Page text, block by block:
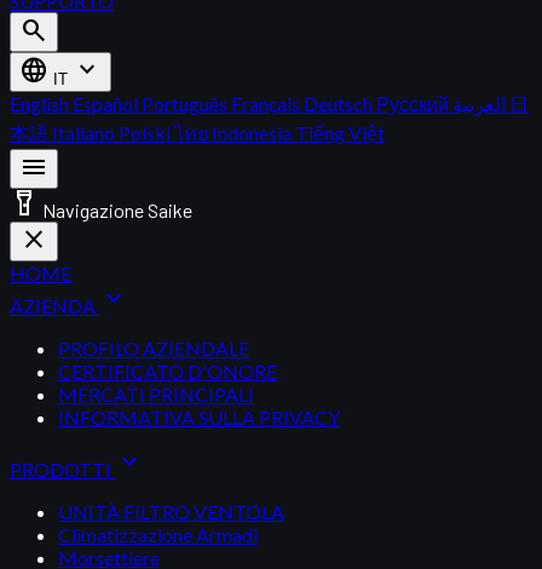
search
language
IT expand_more
English Español Português Français Deutsch Русский
日
本語 Italiano Polskiไทย Indonesia Tiếng Việt
menu
flashlight_on Navigazione Saike
close
HOME
AZIENDA expand_more
PROFILO AZIENDALE
CERTIFICATO D'ONORE
MERCATI PRINCIPALI
INFORMATIVA SULLA PRIVACY
PRODOTTI expand_more
UNITÀ FILTRO VENTOLA
Climatizzazione Armadi
Morsettiere